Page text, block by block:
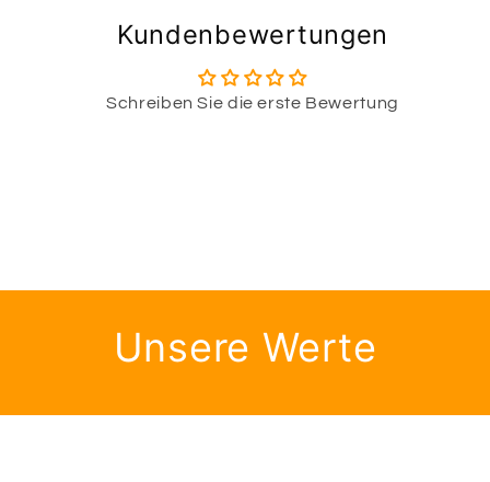
Kundenbewertungen
Schreiben Sie die erste Bewertung
Unsere Werte